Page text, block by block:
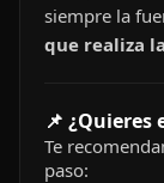
siempre la
que realiza
📌
Te
paso: